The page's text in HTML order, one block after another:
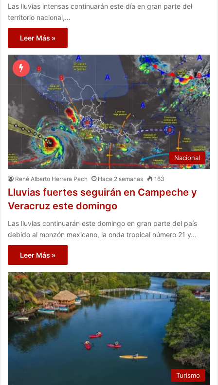
Las lluvias intensas continuarán este día en gran parte del
territorio nacional,…
Leer Más »
Nacional
René Alberto Herrera Pech Hace 2 semanas 163
Lluvias fuertes seguirán en Campeche y
Veracruz este domingo
Las lluvias continuarán este domingo en gran parte del país
debido al monzón mexicano, la onda tropical número 21 y…
Leer Más »
Turismo